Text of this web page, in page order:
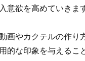
意欲を高めていきます
画やカクテルの作
的な印象を与えるこ